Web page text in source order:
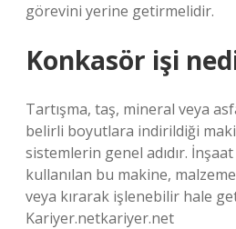
görevini yerine getirmelidir.
Konkasör işi
Tartışma, taş, mineral veya
belirli boyutlara indirildiği
sistemlerin genel adıdır.
kullanılan bu makine,
veya kırarak işlenebilir hale
Kariyer.netkariyer.net